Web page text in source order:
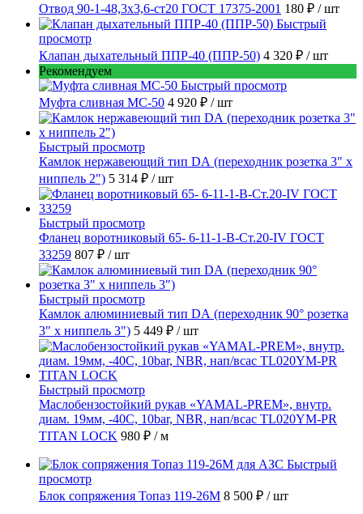
Отвод 90-1-48,3х3,6-ст20 ГОСТ 17375-2001 180 ₽ / шт
Быстрый
просмотр
Клапан дыхательный ППР-40 (ППР-50) 4 320 ₽ / шт
Рекомендуем
Быстрый просмотр
Муфта сливная МС-50 4 920 ₽ / шт
Быстрый просмотр
Камлок нержавеющий тип DА (переходник розетка 3" х
ниппель 2") 5 314 ₽ / шт
Быстрый просмотр
Фланец воротниковый 65- 6-11-1-B-Ст.20-IV ГОСТ
33259 807 ₽ / шт
Быстрый просмотр
Камлок алюминиевый тип DА (переходник 90° розетка
3" х ниппель 3") 5 449 ₽ / шт
Быстрый просмотр
Маслобензостойкий рукав «YAMAL-PREM», внутр.
диам. 19мм, -40C, 10bar, NBR, нап/всас TL020YM-PR
TITAN LOCK 980 ₽ / м
Быстрый
просмотр
Блок сопряжения Топаз 119-26М 8 500 ₽ / шт